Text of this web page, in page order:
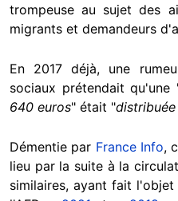
trompeuse au sujet des
migrants et demandeurs
En 2017 déjà, une
sociaux prétendait qu'une
640 euros" était "
Démentie par France Info,
lieu par la suite à la
similaires, ayant fait